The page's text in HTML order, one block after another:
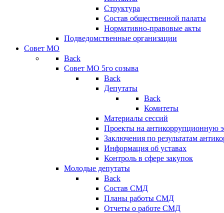
Структура
Состав общественной палаты
Нормативно-правовые акты
Подведомственные организации
Совет МО
Back
Совет МО 5го созыва
Back
Депутаты
Back
Комитеты
Материалы сессий
Проекты на антикоррупционную
Заключения по результатам
Информация об уставах
Контроль в сфере закупок
Молодые депутаты
Back
Состав СМД
Планы работы СМД
Отчеты о работе СМД